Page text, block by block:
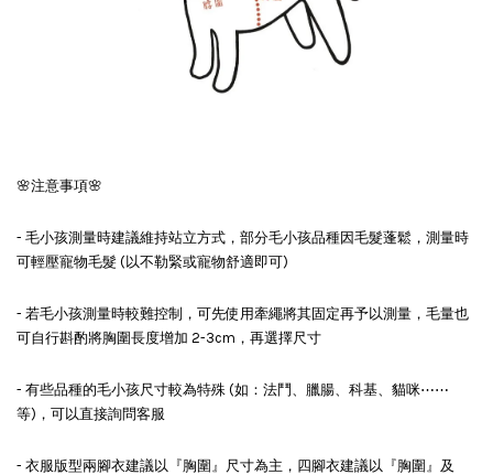
🌸注意事項🌸
- 毛小孩測量時建議維持站立方式，部分毛小孩品種因毛髮蓬鬆，測量時
可輕壓寵物毛髮 (以不勒緊或寵物舒適即可)
- 若毛小孩測量時較難控制，可先使用牽繩將其固定再予以測量，毛量也
可自行斟酌將胸圍長度增加 2-3cm，再選擇尺寸
- 有些品種的毛小孩尺寸較為特殊 (如：法鬥、臘腸、科基、貓咪⋯⋯
等)，可以直接詢問客服
- 衣服版型兩腳衣建議以『胸圍』尺寸為主，四腳衣建議以『胸圍』及